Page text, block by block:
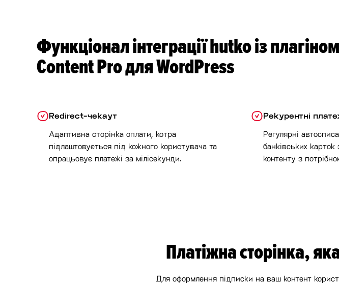
Функціонал інтеграції hutko із
Content Pro для WordPress
Redirect-чекаут
Адаптивна сторінка оплати, котра
підлаштовується під кожного користувача та
опрацьовує платежі за мілісекунди.
Рекурентні
Регулярні
банківських
контенту з
Платіжна сторінка,
Для оформлення підписки на ваш контент